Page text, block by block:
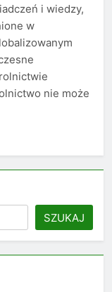
i wiedzy,
w
nie może
SZUKAJ